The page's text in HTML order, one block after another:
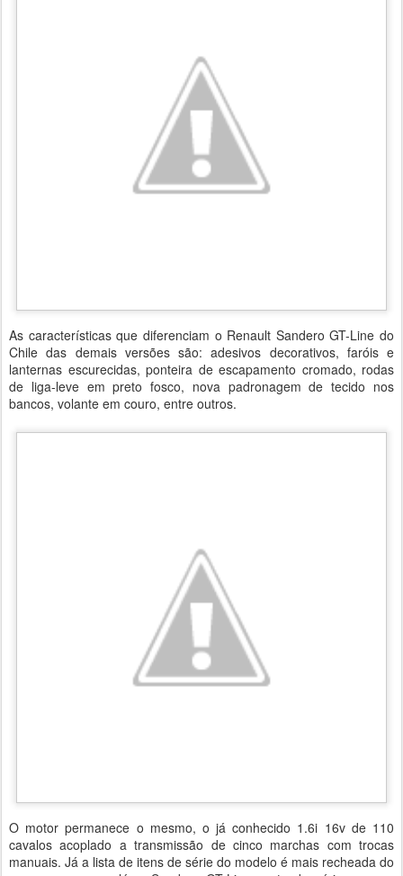
As características que diferenciam o Renault Sandero GT-Line do
Chile das demais versões são: adesivos decorativos, faróis e
lanternas escurecidas, ponteira de escapamento cromado, rodas
de liga-leve em preto fosco, nova padronagem de tecido nos
bancos, volante em couro, entre outros.
O motor permanece o mesmo, o já conhecido 1.6i 16v de 110
cavalos acoplado a transmissão de cinco marchas com trocas
manuais. Já a lista de itens de série do modelo é mais recheada do